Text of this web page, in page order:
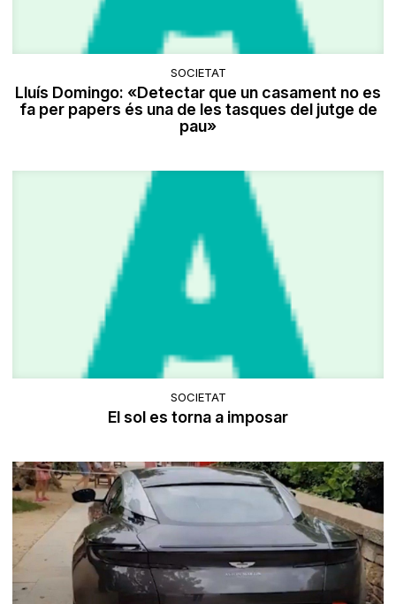
SOCIETAT
Lluís Domingo: «Detectar que un casament no es
fa per papers és una de les tasques del jutge de
pau»
SOCIETAT
El sol es torna a imposar